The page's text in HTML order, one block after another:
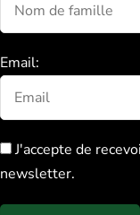
Email:
J'accepte de
newsletter.